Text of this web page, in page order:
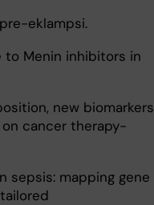
eklampsi.
to Menin inhibitors in
new biomarkers
cancer therapy-
sepsis: mapping gene